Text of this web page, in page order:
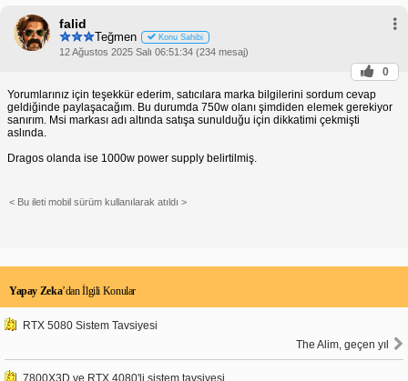
falid
Teğmen Konu Sahibi
12 Ağustos 2025 Salı 06:51:34 (234 mesaj)
0
Yorumlarınız için teşekkür ederim, satıcılara marka bilgilerini sordum cevap
geldiğinde paylaşacağım. Bu durumda 750w olanı şimdiden elemek gerekiyor
sanırım. Msi markası adı altında satışa sunulduğu için dikkatimi çekmişti
aslında.
Dragos olanda ise 1000w power supply belirtilmiş.
< Bu ileti mobil sürüm kullanılarak atıldı >
Yapay Zeka’dan İlgili Konular
RTX 5080 Sistem Tavsiyesi
The Alim, geçen yıl
7800X3D ve RTX 4080'li sistem tavsiyesi